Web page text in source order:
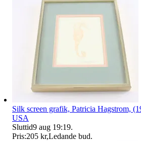
Silk screen grafik, Patricia Hagstrom,
USA
Sluttid9 aug 19:19.
Pris:205 kr,Ledande bud.